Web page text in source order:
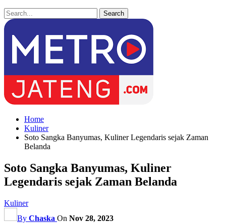
Home
Kuliner
Soto Sangka Banyumas, Kuliner Legendaris sejak Zaman
Belanda
Soto Sangka Banyumas, Kuliner
Legendaris sejak Zaman Belanda
Kuliner
By Chaska On Nov 28, 2023